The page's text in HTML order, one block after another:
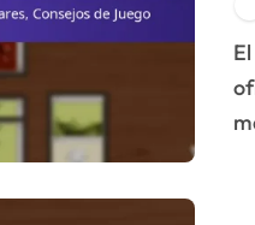
El formato Commander de Magic: The Gathering